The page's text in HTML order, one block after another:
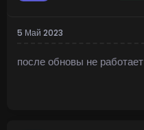
5 Май 2023
после обновы не работает